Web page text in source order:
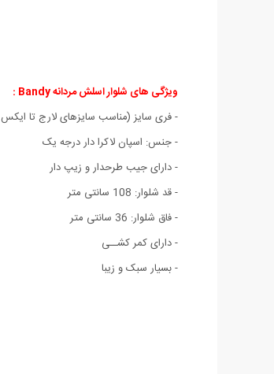
ویژگی های شلوار اسلش مردانه Bandy :
- فری سایز (مناسب سایزهای لارج تا
- جنس: اسپان لاكرا دار درجه یک
- دارای جیب طرحدار و زیپ دار
- قد شلوار: 108 سانتی متر
- فاق شلوار: 36 سانتی متر
- دارای کمر کشــی
- بسیار سبک و زیبا